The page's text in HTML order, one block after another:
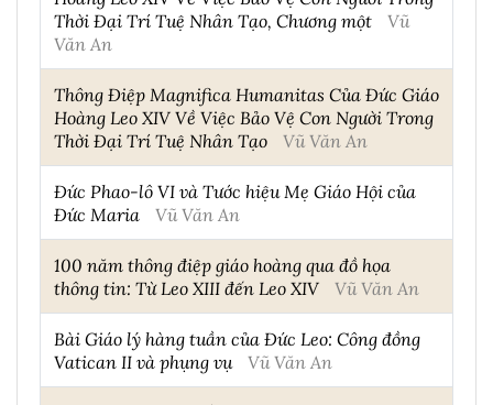
Thời Đại Trí Tuệ Nhân Tạo, Chương một
Vũ
Văn An
Thông Điệp Magnifica Humanitas Của Đức Giáo
Hoàng Leo XIV Về Việc Bảo Vệ Con Người Trong
Thời Đại Trí Tuệ Nhân Tạo
Vũ Văn An
Đức Phao-lô VI và Tước hiệu Mẹ Giáo Hội của
Đức Maria
Vũ Văn An
100 năm thông điệp giáo hoàng qua đồ họa
thông tin: Từ Leo XIII đến Leo XIV
Vũ Văn An
Bài Giáo lý hàng tuần của Đức Leo: Công đồng
Vatican II và phụng vụ
Vũ Văn An